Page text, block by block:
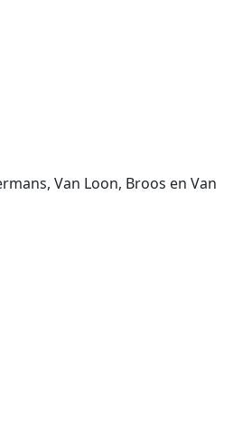
Van Loon, Broos en Van